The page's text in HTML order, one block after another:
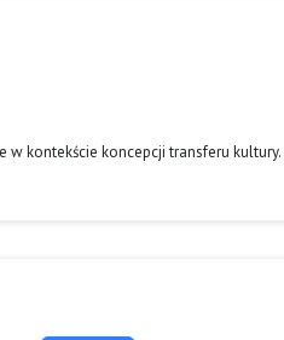
w kontekście koncepcji transferu kultury.